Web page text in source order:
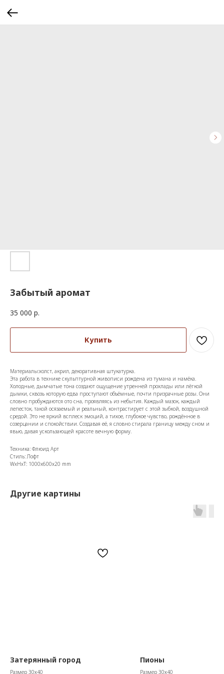
Забытый аромат
35 000 р.
Купить
Материалы:холст, акрил, декоративная штукатурка.
Эта работа в технике скульптурной живописи рождена из тумана и намёка.
Холодные, дымчатые тона создают ощущение утренней прохлады или лёгкой
дымки, сквозь которую едва проступают объёмные, почти призрачные розы. Они
словно пробуждаются ото сна, проявляясь из небытия. Каждый мазок, каждый
лепесток, такой осязаемый и реальный, контрастирует с этой зыбкой, воздушной
средой. Это не яркий всплеск эмоций, а тихое, глубокое чувство, рождённое в
созерцании и спокойствии. Создавая её, я словно стирала границу между сном и
явью, давая ускользающей красоте вечную форму.
Техника: Флюид Арт
Стиль: Лофт
WxHxT: 1000x600x20 mm
Другие картины
Затерянный город
Размер 30х40
Пионы
Размер 30х40